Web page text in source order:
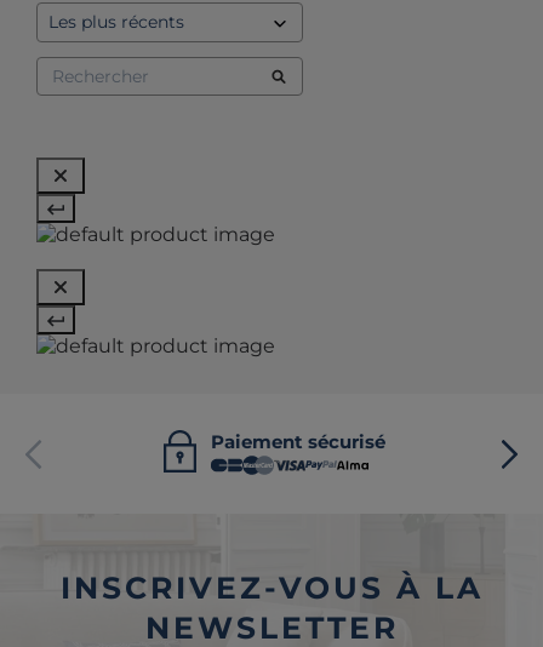
Paiement sécurisé
INSCRIVEZ-VOUS À LA
NEWSLETTER